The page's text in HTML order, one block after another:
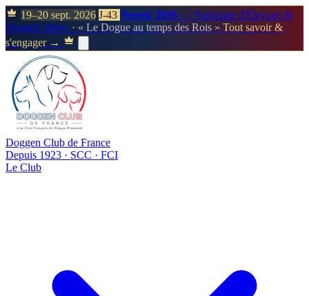
19–20 sept. 2026 J-43 Neuvic 2026 — Nationale d'Élevage &
Doggen Show · « Le Dogue au temps des Rois » Tout savoir &
s'engager →
Doggen Club de France
Depuis 1923 · SCC · FCI
Le Club